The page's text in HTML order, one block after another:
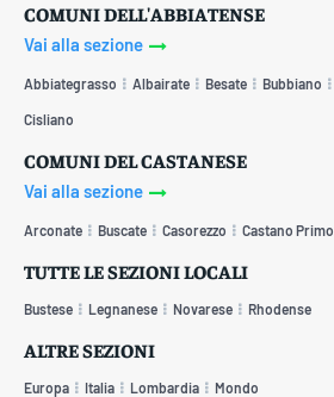
COMUNI DELL'ABBIATENSE
Vai alla sezione
Abbiategrasso Albairate Besate Bubbiano
Cisliano
COMUNI DEL CASTANESE
Vai alla sezione
Arconate Buscate Casorezzo Castano Primo
TUTTE LE SEZIONI LOCALI
Bustese Legnanese Novarese Rhodense
ALTRE SEZIONI
Europa Italia Lombardia Mondo